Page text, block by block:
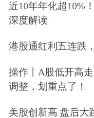
望突破43万只。
从业者向记者透
示，2025年，
近10年年化超10%
深度解读
港股通红利五连跌
操作丨A股低开高
调整，划重点了！
美股创新高 盘后大